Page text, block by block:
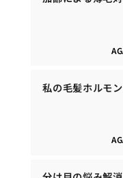
私の毛髪ホルモ